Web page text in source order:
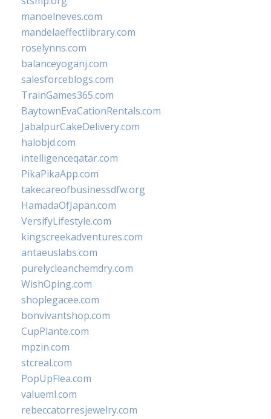
manoelneves.com
mandelaeffectlibrary.com
roselynns.com
balanceyoganj.com
salesforceblogs.com
TrainGames365.com
BaytownEvaCationRentals.com
JabalpurCakeDelivery.com
halobjd.com
intelligenceqatar.com
PikaPikaApp.com
takecareofbusinessdfw.org
HamadaOfJapan.com
VersifyLifestyle.com
kingscreekadventures.com
antaeuslabs.com
purelycleanchemdry.com
WishOping.com
shoplegacee.com
bonvivantshop.com
CupPlante.com
mpzin.com
stcreal.com
PopUpFlea.com
valueml.com
rebeccatorresjewelry.com